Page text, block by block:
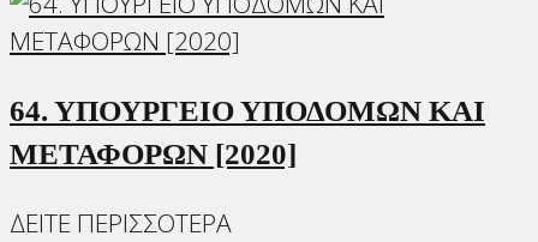
64. ΥΠΟΥΡΓΕΙΟ ΥΠΟΔΟΜΩΝ ΚΑΙ
ΜΕΤΑΦΟΡΩΝ [2020]
ΔΕΙΤΕ ΠΕΡΙΣΣΟΤΕΡΑ